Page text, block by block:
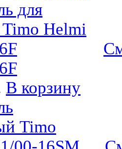
В корзину